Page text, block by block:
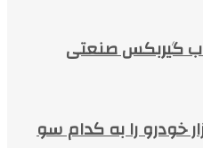
گیربکس صنعتی
خودرو را به کدام سو